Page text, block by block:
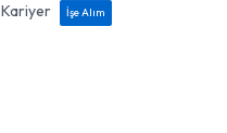
Kariyer
İşe Alım